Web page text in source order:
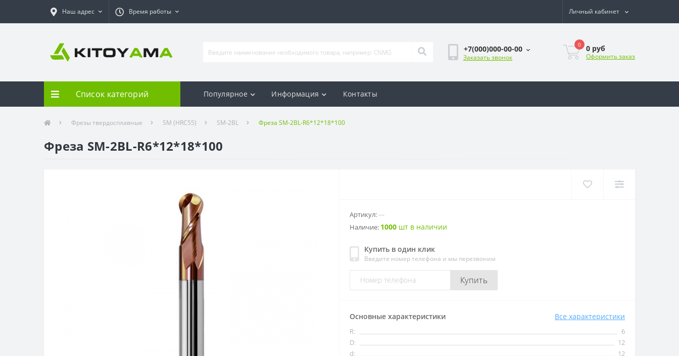
Наш адрес Время работы Личный кабинет
+7(000)000-00-00
Заказать звонок
0 0 руб
Оформить заказ
Список категорий Популярное Информация Контакты
Фрезы твердосплавные SM (HRC55) SM-2BL Фреза SM-2BL-R6*12*18*100
Фреза SM-2BL-R6*12*18*100
Артикул:---
Наличие: 1000 шт в наличии
Купить в один клик
Введите номер телефона и мы перезвоним
Купить
Основные характеристики Все характеристики
R:
6
D:
12
d:
12